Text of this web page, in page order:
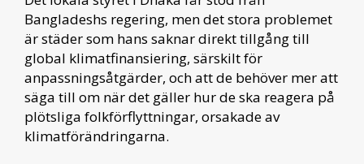
Bangladeshs regering, men det stora problemet
är städer som hans saknar direkt tillgång till
global klimatfinansiering, särskilt för
anpassningsåtgärder, och att de behöver mer att
säga till om när det gäller hur de ska reagera på
plötsliga folkförflyttningar, orsakade av
klimatförändringarna.